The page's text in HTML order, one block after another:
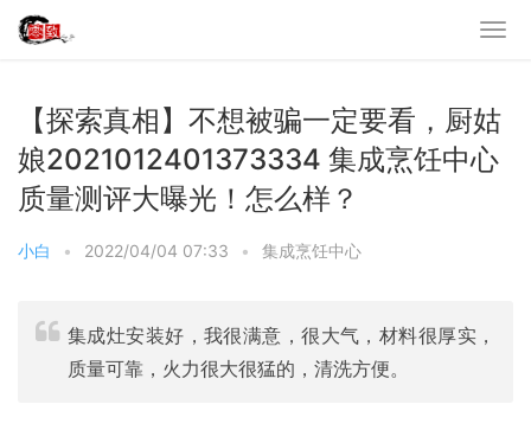
【探索真相】不想被骗一定要看，厨姑
娘2021012401373334 集成烹饪中心
质量测评大曝光！怎么样？
小白 • 2022/04/04 07:33 • 集成烹饪中心
集成灶安装好，我很满意，很大气，材料很厚实，
质量可靠，火力很大很猛的，清洗方便。